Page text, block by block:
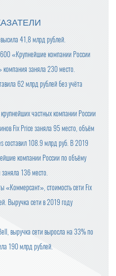
41,8 млрд рублей.
«Крупнейшие компании России
заняла 230 место.
62 млрд рублей без учёта
частных компании России
Fix Price заняла 95 место, объём
составил 108.9 млрд руб. В 2019
компании России по объёму
136 место.
«Коммерсант», стоимость сети Fix
Выручка сети в 2019 году
выручка сети выросла на 33% по
190 млрд рублей.